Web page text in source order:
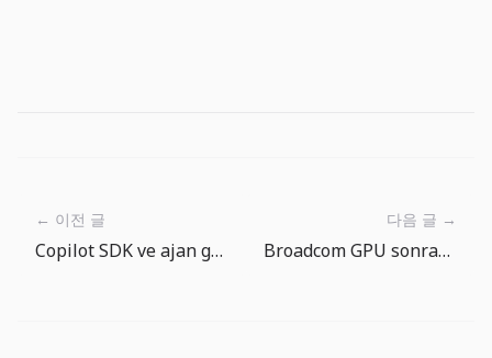
← 이전 글
Copilot SDK ve ajan guvenlik dogrulamasi: asil ozellik artik yonetisim
다음 글 →
Broadcom GPU sonrasi AI maliyet katmanini gosteriyor